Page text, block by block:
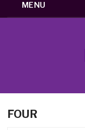
MENU
FOUR